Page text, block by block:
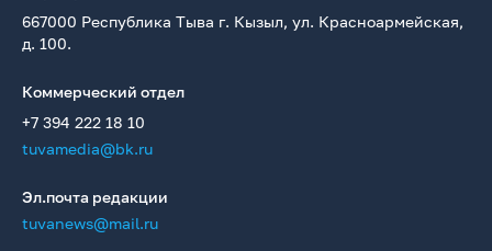
667000 Республика Тыва г. Кызыл, ул. Красноармейская,
д. 100.
Коммерческий отдел
+7 394 222 18 10
tuvamedia@bk.ru
Эл.почта редакции
tuvanews@mail.ru